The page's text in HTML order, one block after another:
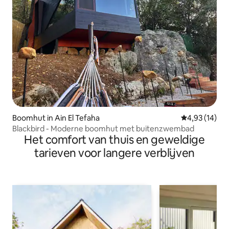
Boomhut in Ain El Tefaha Gemiddelde
4,93 (14)
Blackbird - Moderne boomhut met buitenzwembad
Het comfort van thuis en geweldige
tarieven voor langere verblijven